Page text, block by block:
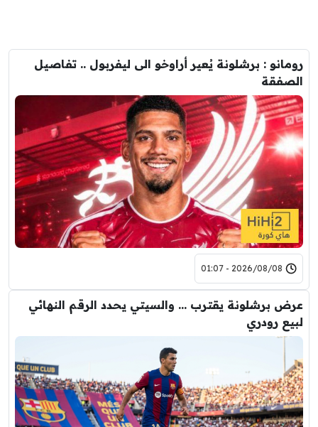
رومانو : برشلونة يُعير أراوخو الى ليفربول .. تفاصيل
الصفقة
2026/08/08 - 01:07
عرض برشلونة يقترب … والسيتي يحدد الرقم النهائي
لبيع رودري